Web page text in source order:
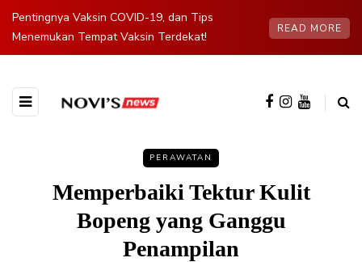
Pentingnya Vaksin COVID-19, dan Tips
Menemukan Tempat Vaksin Terdekat!
READ MORE
PERAWATAN
Memperbaiki Tektur Kulit
Bopeng yang Ganggu
Penampilan